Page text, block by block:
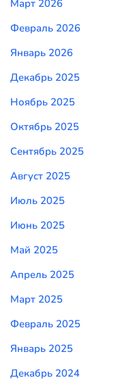
Март 2026
Февраль 2026
Январь 2026
Декабрь 2025
Ноябрь 2025
Октябрь 2025
Сентябрь 2025
Август 2025
Июль 2025
Июнь 2025
Май 2025
Апрель 2025
Март 2025
Февраль 2025
Январь 2025
Декабрь 2024